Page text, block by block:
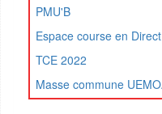
PMU'B
Espace course en Direct
TCE 2022
Masse commune